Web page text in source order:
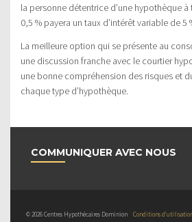
la personne détentrice d’une hypothèque
0,5 % payera un taux d’intérêt variable de 5
La meilleure option qui se présente au
une discussion franche avec le courtier
une bonne compréhension des risques et
chaque type d’hypothèque.
COMMUNIQUER AVEC NOUS
© 2026 Centres Hypothécaires Dominion Conditions